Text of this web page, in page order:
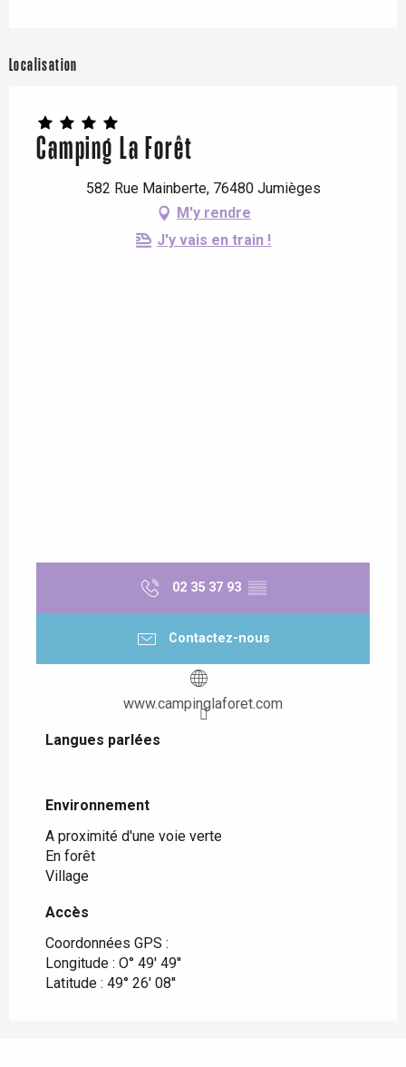
Localisation
Camping La Forêt
582 Rue Mainberte, 76480 Jumièges
M'y rendre
J'y vais en train !
02 35 37 93 ▒▒
Contactez-nous
www.campinglaforet.com
Langues parlées
Langues parlées
Environnement
Environnement
A proximité d'une voie verte
En forêt
Village
Accès
Accès
Coordonnées GPS :
Longitude : O° 49' 49''
Latitude : 49° 26' 08''